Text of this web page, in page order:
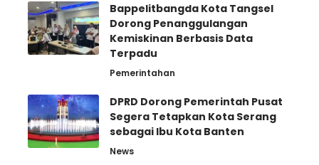
Bappelitbangda Kota Tangsel
Dorong Penanggulangan
Kemiskinan Berbasis Data
Terpadu
Pemerintahan
DPRD Dorong Pemerintah Pusat
Segera Tetapkan Kota Serang
sebagai Ibu Kota Banten
News